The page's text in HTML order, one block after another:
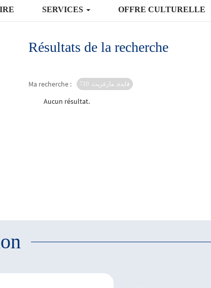
SERVICES OFFRE CULTURELLE
Résultats de la recherche
Ma recherche : قايدة, مارغريت. 710
Aucun résultat.